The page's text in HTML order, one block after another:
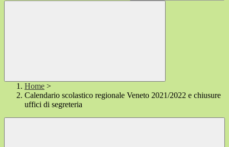
Home >
Calendario scolastico regionale Veneto 2021/2022 e chiusure
uffici di segreteria